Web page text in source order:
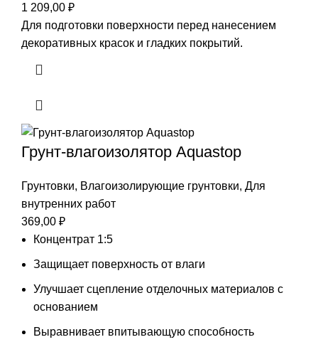
1 209,00 ₽
Для подготовки поверхности перед нанесением
декоративных красок и гладких покрытий.
Грунт-влагоизолятор Aquastop
Грунтовки, Влагоизолирующие грунтовки, Для
внутренних работ
369,00 ₽
Концентрат 1:5
Защищает поверхность от влаги
Улучшает сцепление отделочных материалов с
основанием
Выравнивает впитывающую способность